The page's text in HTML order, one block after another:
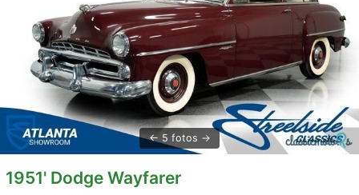
5 fotos
1951' Dodge Wayfarer